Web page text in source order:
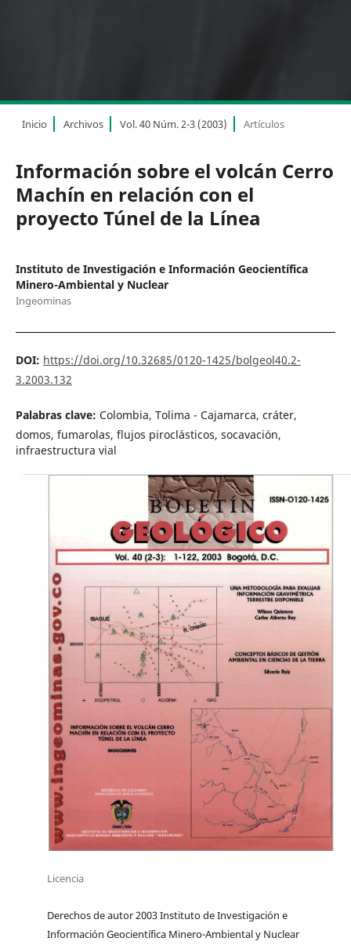
Inicio Archivos Vol. 40 Núm. 2-3 (2003) Artículos
Información sobre el volcán Cerro
Machín en relación con el
proyecto Túnel de la Línea
Instituto de Investigación e Información Geocientífica
Minero-Ambiental y Nuclear
Ingeominas
DOI: https://doi.org/10.32685/0120-1425/bolgeol40.2-
3.2003.132
Palabras clave: Colombia, Tolima - Cajamarca, cráter,
domos, fumarolas, flujos piroclásticos, socavación,
infraestructura vial
Licencia
Derechos de autor 2003 Instituto de Investigación e
Información Geocientífica Minero-Ambiental y Nuclear